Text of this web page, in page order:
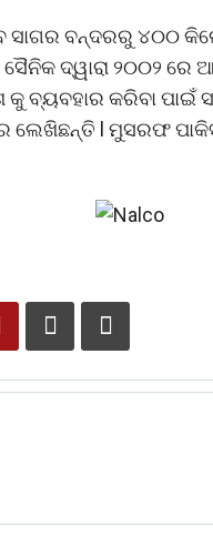
ସାଗର ବନ୍ଦରରୁ ୪୦୦
ଦ୍ୱାରା ୨୦୦୨ ରେ
କୁ ବ୍ୟବହାର କରିବା
l ମୁସରଫ